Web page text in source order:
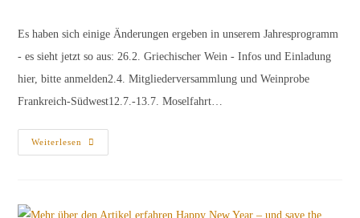
Es haben sich einige Änderungen ergeben in unserem Jahresprogramm
- es sieht jetzt so aus: 26.2. Griechischer Wein - Infos und Einladung
hier, bitte anmelden2.4. Mitgliederversammlung und Weinprobe
Frankreich-Südwest12.7.-13.7. Moselfahrt…
Weiterlesen
Jahresprogamm
2025